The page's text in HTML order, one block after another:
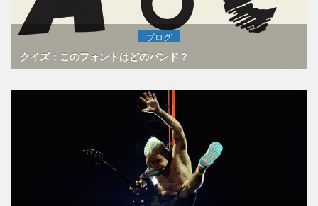
ブログ
クイズ：このフォントはどのバンド？